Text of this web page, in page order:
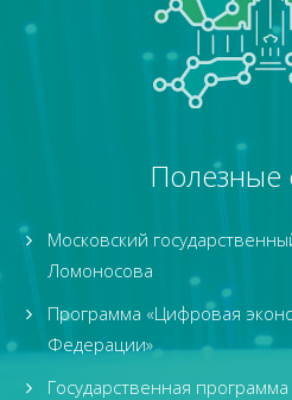
Полезные
Московский
Ломоносова
Программа «Цифровая
Федерации»
Государственная